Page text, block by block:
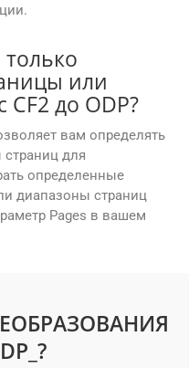
или
до ODP?
вам определять
для
определенные
диапазоны страниц
Pages в вашем